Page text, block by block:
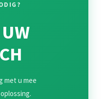
met u mee